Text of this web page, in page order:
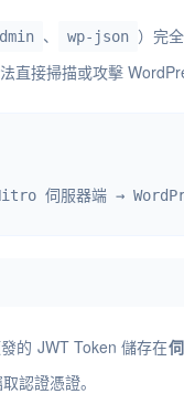
、 wp-json ）完
直接掃描或攻擊
伺服器端 →
的 JWT Token 儲存在
認證憑證。